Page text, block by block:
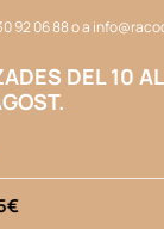
92 06 88o a
DEL 10